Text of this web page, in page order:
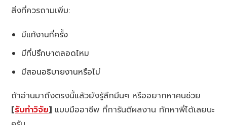
สิ่งที่ควรถามเพิ่ม:
มีแก้งานกี่ครั้ง
มีที่ปรึกษาตลอดไหม
มีสอนอธิบายงานหรือไม่
ถ้าอ่านมาถึงตรงนี้แล้วยังรู้สึกมึนๆ หรืออยากหาคนช่วย
[รับทำวิจัย] แบบมืออาชีพ ที่การันตีผลงาน ทักหาพี่ได้เลยนะ